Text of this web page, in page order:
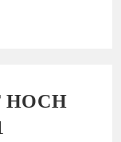
HOCH